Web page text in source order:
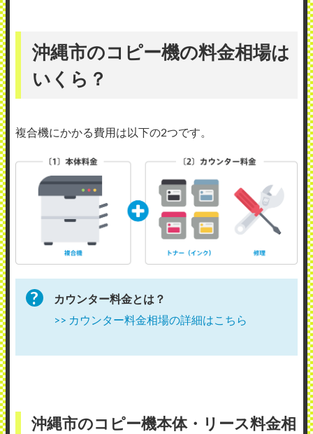
沖縄市のコピー機の料金相場は
いくら？
複合機にかかる費用は以下の2つです。
カウンター料金とは？
>> カウンター料金相場の詳細はこちら
沖縄市のコピー機本体・リース料金相